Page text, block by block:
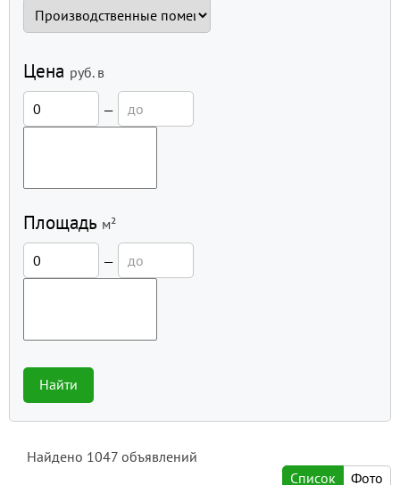
Цена руб. в
—
Площадь м²
—
Найти
Найдено 1047 объявлений
Список
Фото